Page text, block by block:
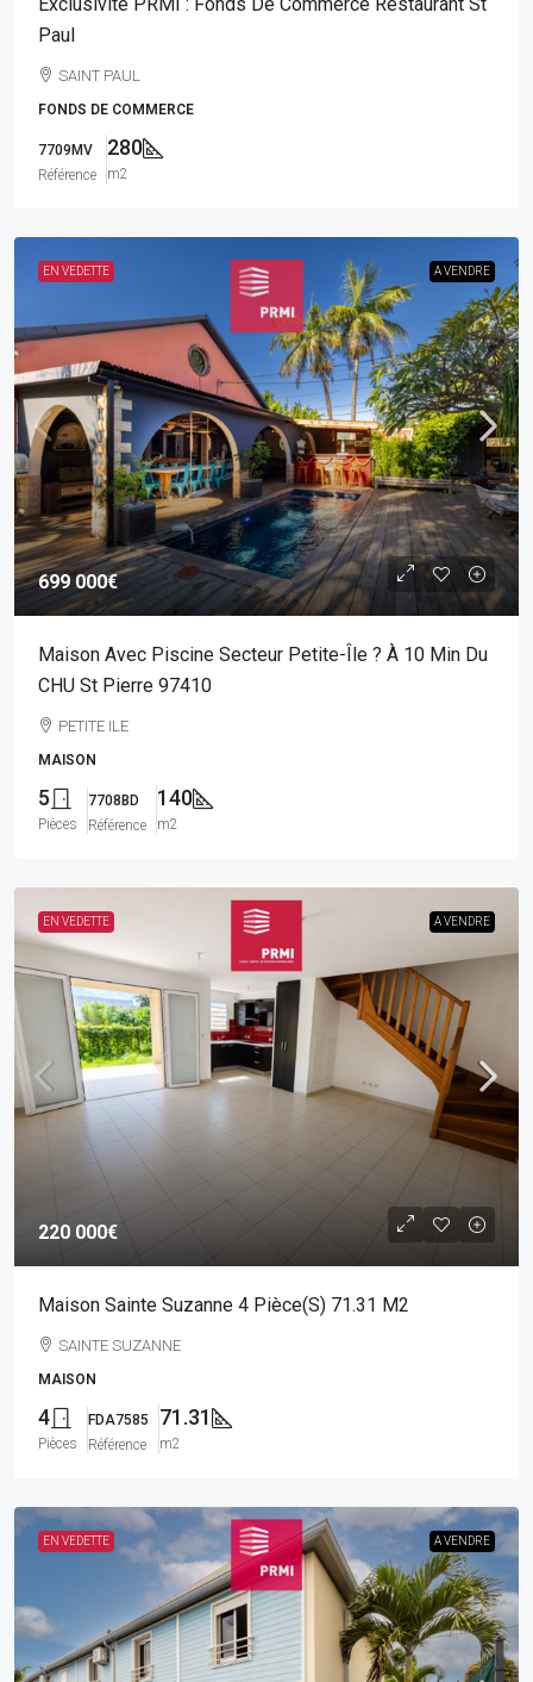
Paul
SAINT PAUL
FONDS DE COMMERCE
7709MV
Référence
280
m2
EN VEDETTE A VENDRE
699 000€
Maison Avec Piscine Secteur Petite-Île ? À 10 Min Du
CHU St Pierre 97410
PETITE ILE
MAISON
5
Pièces
7708BD
Référence
140
m2
EN VEDETTE A VENDRE
220 000€
Maison Sainte Suzanne 4 Pièce(s) 71.31 M2
SAINTE SUZANNE
MAISON
4
Pièces
FDA7585
Référence
71.31
m2
EN VEDETTE A VENDRE